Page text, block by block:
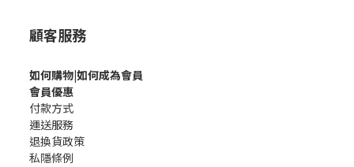
顧客服務
如何購物|如何成為會員
會員優惠
付款方式
運送服務
退換貨政策
私隱條例